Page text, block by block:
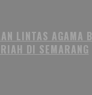
LINTAS AGAMA
DI SEMARANG